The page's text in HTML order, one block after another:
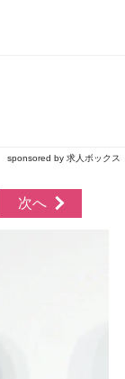
sponsored by 求人ボックス
次へ